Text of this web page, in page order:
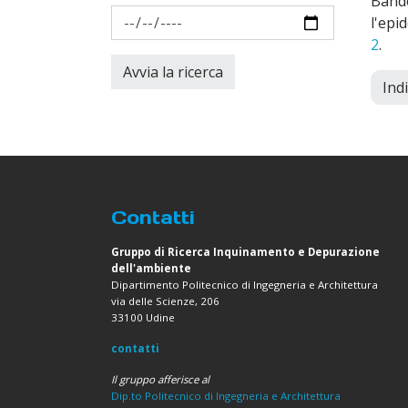
2.
Contatti
Gruppo di Ricerca Inquinamento e Depurazione
dell'ambiente
Dipartimento Politecnico di Ingegneria e Architettura
via delle Scienze, 206
33100 Udine
contatti
Il gruppo afferisce al
Dip.to Politecnico di Ingegneria e Architettura